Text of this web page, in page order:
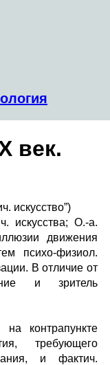
век.
искусство”)
искусства; О.-а.
движения
психо-физиол.
В отличие от
и зритель
контрапункте
требующего
и фактич.